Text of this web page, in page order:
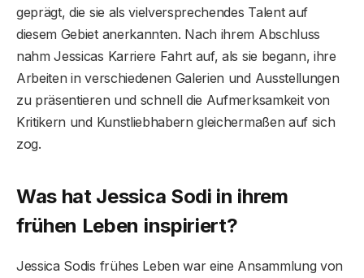
geprägt, die sie als vielversprechendes Talent auf
diesem Gebiet anerkannten. Nach ihrem Abschluss
nahm Jessicas Karriere Fahrt auf, als sie begann, ihre
Arbeiten in verschiedenen Galerien und Ausstellungen
zu präsentieren und schnell die Aufmerksamkeit von
Kritikern und Kunstliebhabern gleichermaßen auf sich
zog.
Was hat Jessica Sodi in ihrem
frühen Leben inspiriert?
Jessica Sodis frühes Leben war eine Ansammlung von